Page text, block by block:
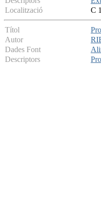
Localització
C
Títol
Autor
Dades Font
Descriptors